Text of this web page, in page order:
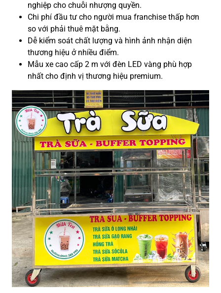
nghiệp cho chuỗi nhượng quyền.
Chi phí đầu tư cho người mua franchise thấp hơn
so với phải thuê mặt bằng.
Dễ kiểm soát chất lượng và hình ảnh nhận diện
thương hiệu ở nhiều điểm.
Mẫu xe cao cấp 2 m với đèn LED vàng phù hợp
nhất cho định vị thương hiệu premium.